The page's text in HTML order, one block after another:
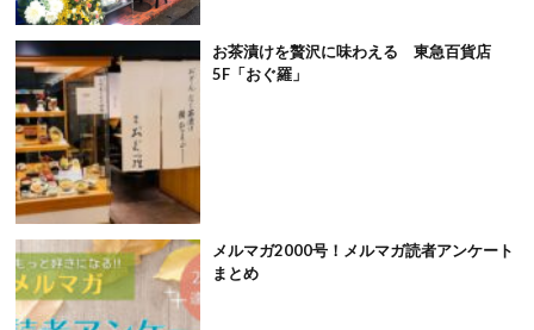
お茶漬けを贅沢に味わえる 東急百貨店
5F「おぐ羅」
メルマガ2000号！メルマガ読者アンケート
まとめ